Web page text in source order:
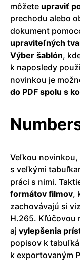
môžete upraviť
prechodu alebo
dokument
upraviteľných
Výber šablón,
k naposledy
novinkou je
do PDF spolu s
Veľkou
s veľkými
práci s nimi.
formátov filmov,
zachovávajú si
H.265. Kľúčovou
aj vylepšenia
popisov k
k exportovaným